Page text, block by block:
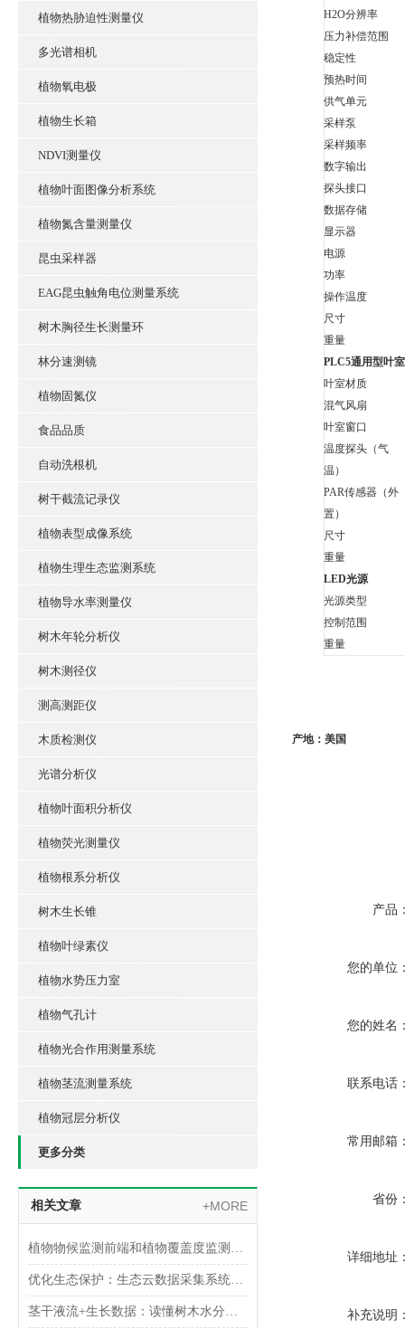
植物热胁迫性测量仪
多光谱相机
植物氧电极
植物生长箱
NDVI测量仪
植物叶面图像分析系统
植物氮含量测量仪
昆虫采样器
EAG昆虫触角电位测量系统
树木胸径生长测量环
林分速测镜
植物固氮仪
食品品质
自动洗根机
树干截流记录仪
植物表型成像系统
植物生理生态监测系统
植物导水率测量仪
树木年轮分析仪
树木测径仪
测高测距仪
木质检测仪
光谱分析仪
植物叶面积分析仪
植物荧光测量仪
植物根系分析仪
树木生长锥
植物叶绿素仪
植物水势压力室
植物气孔计
植物光合作用测量系统
植物茎流测量系统
植物冠层分析仪
更多分类
相关文章 +MORE
植物物候监测前端和植物覆盖度监测前端
优化生态保护：生态云数据采集系统的应用与效益
茎干液流+生长数据：读懂树木水分与生长的“双引擎”
H2O分辨率
压力补偿范围
稳定性
预热时间
供气单元
采样泵
采样频率
数字输出
探头接口
数据存储
显示器
电源
功率
操作温度
尺寸
重量
PLC5通用型叶室
叶室材质
混气风扇
叶室窗口
温度探头（气
温）
PAR传感器（外
置）
尺寸
重量
LED光源
光源类型
控制范围
重量
产地：美国
产品
您的单位
您的姓名
联系电话
常用邮箱
省份
详细地址
补充说明